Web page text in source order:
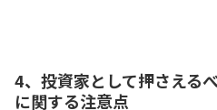
4、投資家として押さえる
に関する注意点